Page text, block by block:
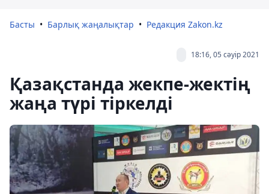
Басты Барлық жаңалықтар Редакция Zakon.kz
18:16, 05 сәуір 2021
Қазақстанда жекпе-жектің
жаңа түрі тіркелді